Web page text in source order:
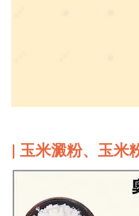
| 玉米澱粉、玉米